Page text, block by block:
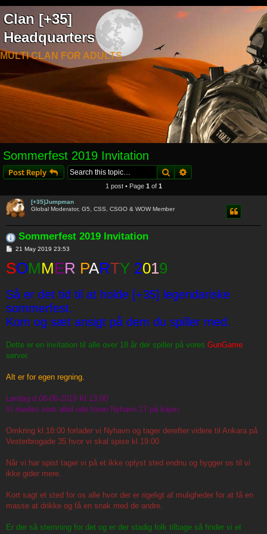
Clan [+35]
Headquarters
MULTI CLAN FOR ADULTS
Sommerfest 2019 Invitation
Post Reply SearchAdvanced search
1 post • Page 1 of 1
[+35]Jumpman
Global Moderator, G5, CSS, CSGO & WOW Member
Sommerfest 2019 Invitation
P
s
t
21 May 2019 23:53
SOMMER PARTY 2019
Så er det tid til at holde [+35] legendariske
sommerfest.
Kom og sæt ansigt på dem du spiller med.
Dette er en invitation til alle over 18 år der spiller på vores GunGame
server.
Alt er for egen regning.
Lørdag d.08-06-2019 Kl.13:00
Vi mødes som altid ude foran Nyhavn 17 på kajen.
Omkring kl.18:00 forlader vi Nyhavn og tager derefter videre til Ankara på
Vesterbrogade 35 hvor vi skal spise kl.19:00
Når vi har spist tager vi på et ikke oplyst sted endnu og hygger os til vi
ikke gider mere.
Kort sagt et sted for os alle hvor der er rigeligt af muligheder for at få en
masse at drikke og få en snak med de andre.
Er der så stemning for det og er der stadig folk tilbage så finder vi et